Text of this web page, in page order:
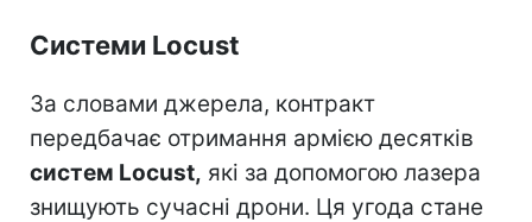
Системи Locust
За словами джерела, контракт
передбачає отримання армією десятків
систем Locust, які за допомогою лазера
знищують сучасні дрони. Ця угода стане